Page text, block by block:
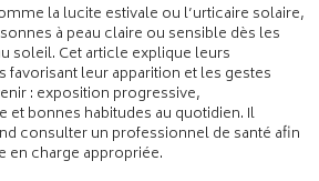
la lucite estivale ou l’urticaire solaire,
à peau claire ou sensible dès les
soleil. Cet article explique leurs
leur apparition et les gestes
: exposition progressive,
bonnes habitudes au quotidien. Il
consulter un professionnel de santé afin
en charge appropriée.